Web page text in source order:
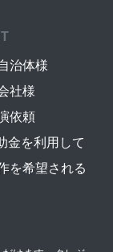
治体様
社様
依頼
金を利用して
を希望される